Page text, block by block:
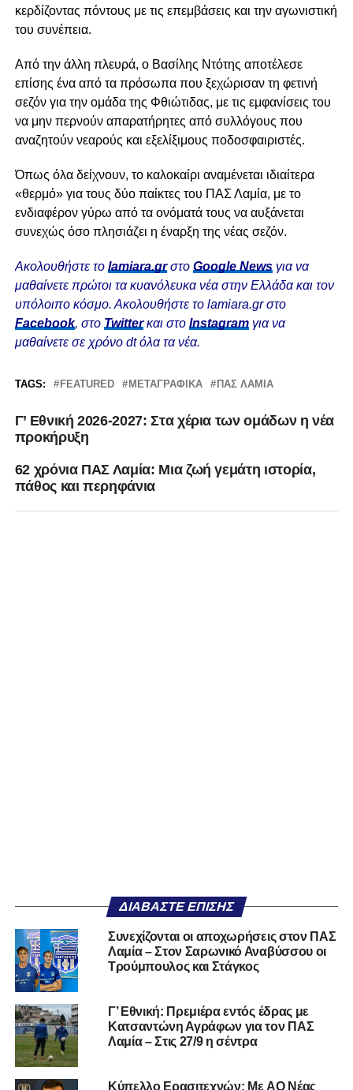
κερδίζοντας πόντους με τις επεμβάσεις και την αγωνιστική
του συνέπεια.
Από την άλλη πλευρά, ο Βασίλης Ντότης αποτέλεσε
επίσης ένα από τα πρόσωπα που ξεχώρισαν τη φετινή
σεζόν για την ομάδα της Φθιώτιδας, με τις εμφανίσεις του
να μην περνούν απαρατήρητες από συλλόγους που
αναζητούν νεαρούς και εξελίξιμους ποδοσφαιριστές.
Όπως όλα δείχνουν, το καλοκαίρι αναμένεται ιδιαίτερα
«θερμό» για τους δύο παίκτες του ΠΑΣ Λαμία, με το
ενδιαφέρον γύρω από τα ονόματά τους να αυξάνεται
συνεχώς όσο πλησιάζει η έναρξη της νέας σεζόν.
Ακολουθήστε το lamiara.grστο Google Newsγια να
μαθαίνετε πρώτοι τα κυανόλευκα νέα στην Ελλάδα και τον
υπόλοιπο κόσμο. Ακολουθήστε το lamiara.gr στο
Facebook, στο Twitterκαι στο Instagram για να
μαθαίνετε σε χρόνο dt όλα τα νέα.
TAGS: FEATURED ΜΕΤΑΓΡΑΦΙΚΆ ΠΑΣ ΛΑΜΙΑ
Γ’ Εθνική 2026-2027: Στα χέρια των ομάδων η νέα
προκήρυξη
62 χρόνια ΠΑΣ Λαμία: Μια ζωή γεμάτη ιστορία,
πάθος και περηφάνια
ΔΙΑΒΆΣΤΕ ΕΠΊΣΗΣ
Συνεχίζονται οι αποχωρήσεις στον ΠΑΣ
Λαμία – Στον Σαρωνικό Αναβύσσου οι
Τρούμπουλος και Στάγκος
Γ’ Εθνική: Πρεμιέρα εντός έδρας με
Κατσαντώνη Αγράφων για τον ΠΑΣ
Λαμία – Στις 27/9 η σέντρα
Kύπελλο Ερασιτεχνών: Με AO Nέας